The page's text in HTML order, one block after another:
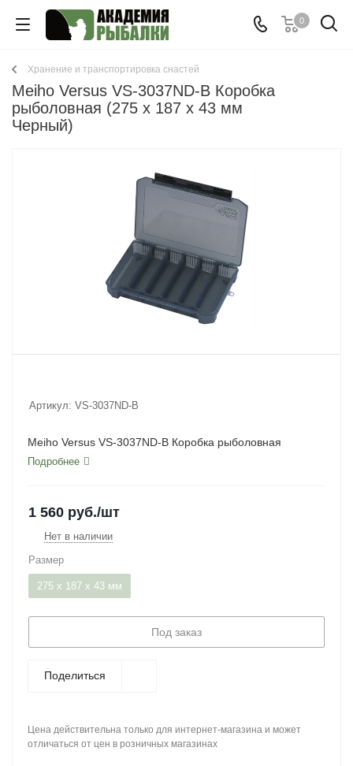
0
Хранение и транспортировка снастей
Meiho Versus VS-3037ND-B Коробка
рыболовная (275 x 187 x 43 мм
Черный)
Артикул: VS-3037ND-B
Meiho Versus VS-3037ND-B Коробка рыболовная
Подробнее
1 560 руб./шт
Нет в наличии
Размер
275 x 187 x 43 мм
Под заказ
Поделиться
Цена действительна только для интернет-магазина и может
отличаться от цен в розничных магазинах